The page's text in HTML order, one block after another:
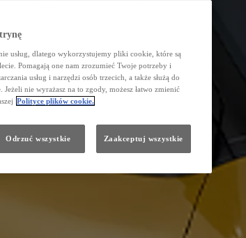
usług, dlatego wykorzystujemy pliki cookie, które są
Pomagają one nam zrozumieć Twoje potrzeby i
usług i narzędzi osób trzecich, a także służą do
nie wyrażasz na to zgody, możesz łatwo zmienić
Polityce plików cookie.
Odrzuć wszystkie Zaakceptuj wszystkie